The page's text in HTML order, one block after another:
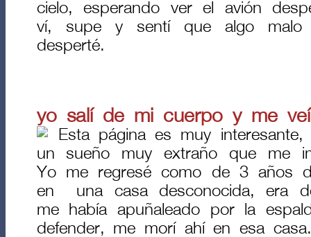
cielo, esperando ver el avión
ví, supe y sentí que algo
desperté.
yo salí de mi cuerpo y me
Esta página es muy
un sueño muy extraño que me
Yo me regresé como de 3 años
en una casa desconocida, era
me había apuñaleado por la
defender, me morí ahí en esa